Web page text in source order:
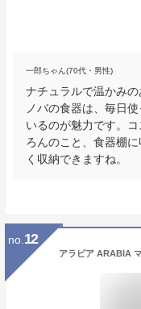
一郎ちゃん(70代・男性)
ナチュラルで温かみ
ノバの食器は、毎日
いるのが魅力です。
ろんのこと、食器棚
く収納できますね。
no. 12